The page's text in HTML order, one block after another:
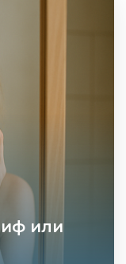
или